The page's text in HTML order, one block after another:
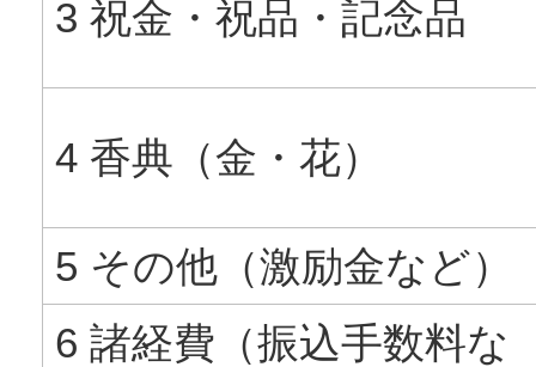
3 祝金・祝品・記念品
4 香典（金・花）
5 その他（激励金など）
6 諸経費（振込手数料な